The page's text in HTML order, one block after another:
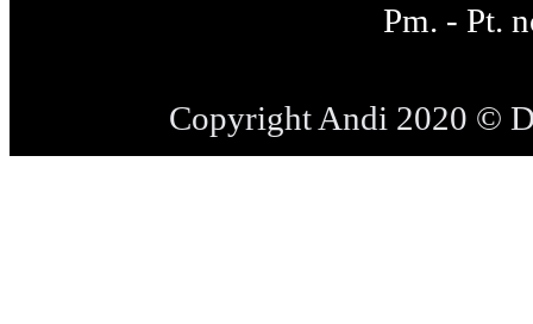
Pm. - Pt.
Copyright Andi 2020 ©